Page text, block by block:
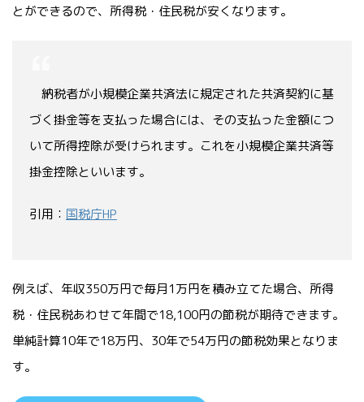
とができるので、所得税・住民税が安くなります。
納税者が小規模企業共済法に規定された共済契約に基
づく掛金等を支払った場合には、その支払った金額につ
いて所得控除が受けられます。これを小規模企業共済等
掛金控除といいます。
引用： 国税庁HP
例えば、年収350万円で毎月1万円を積み立てた場合、所得
税・住民税あわせて年間で18,100円の節税が期待できます。
単純計算10年で18万円、30年で54万円の節税効果となりま
す。